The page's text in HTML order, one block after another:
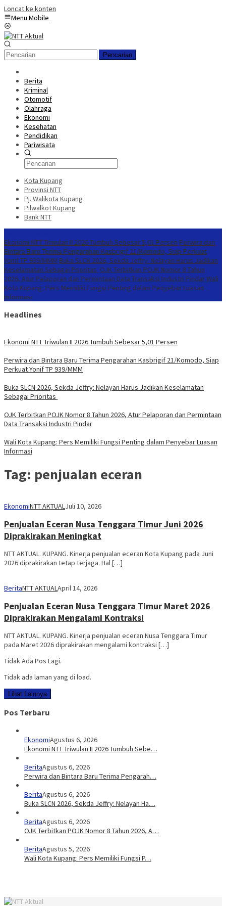
Loncat ke konten
Menu Mobile
Pencarian
Berita
Kriminal
Otomotif
Olahraga
Ekonomi
Kesehatan
Pendidikan
Pariwisata
Kota Kupang
Provinsi NTT
Pj. Walikota Kupang
Pilwalkot Kupang
Bank NTT
Ekonomi NTT Triwulan II 2026 Tumbuh Sebesar 5,01 Persen Perwira dan
Bintara Baru Terima Pengarahan Kasbrigif 21/Komodo, Siap Perkuat
Yonif TP 939/MMM Buka SLCN 2026, Sekda Jeffry: Nelayan Harus Jadikan
Keselamatan Sebagai Prioritas OJK Terbitkan POJK Nomor 8 Tahun
2026, Atur Pelaporan dan Permintaan Data Transaksi Industri PindarWali
Kota Kupang: Pers Memiliki Fungsi Penting dalam Penyebar Luasan
Informasi
Headlines
Ekonomi NTT Triwulan II 2026 Tumbuh Sebesar 5,01 Persen
Perwira dan Bintara Baru Terima Pengarahan Kasbrigif 21/Komodo, Siap
Perkuat Yonif TP 939/MMM
Buka SLCN 2026, Sekda Jeffry: Nelayan Harus Jadikan Keselamatan
Sebagai Prioritas
OJK Terbitkan POJK Nomor 8 Tahun 2026, Atur Pelaporan dan Permintaan
Data Transaksi Industri Pindar
Wali Kota Kupang: Pers Memiliki Fungsi Penting dalam Penyebar Luasan
Informasi
Tag: penjualan eceran
EkonomiNTT AKTUALJuli 10, 2026
Penjualan Eceran Nusa Tenggara Timur Juni 2026
Diprakirakan Meningkat
NTT AKTUAL. KUPANG. Kinerja penjualan eceran Kota Kupang pada Juni
2026 diprakirakan tetap terjaga. Hal […]
BeritaNTT AKTUALApril 14, 2026
Penjualan Eceran Nusa Tenggara Timur Maret 2026
Diprakirakan Mengalami Kontraksi
NTT AKTUAL. KUPANG. Kinerja penjualan eceran Nusa Tenggara Timur
pada Maret 2026 diprakirakan mengalami kontraksi […]
Tidak Ada Pos Lagi.
Tidak ada laman yang di load.
Lihat Lainnya
Pos Terbaru
EkonomiAgustus 6, 2026
Ekonomi NTT Triwulan II 2026 Tumbuh Sebe…
BeritaAgustus 6, 2026
Perwira dan Bintara Baru Terima Pengarah…
BeritaAgustus 6, 2026
Buka SLCN 2026, Sekda Jeffry: Nelayan Ha…
BeritaAgustus 6, 2026
OJK Terbitkan POJK Nomor 8 Tahun 2026, A…
BeritaAgustus 5, 2026
Wali Kota Kupang: Pers Memiliki Fungsi P…